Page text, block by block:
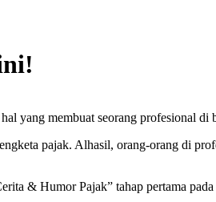
yang membuat seorang profesional di
pajak. Alhasil, orang-orang di
& Humor Pajak” tahap pertama